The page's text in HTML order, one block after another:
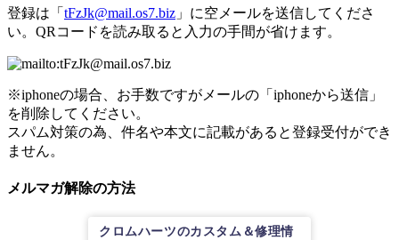
登録は「 tFzJk@mail.os7.biz 」に空メールを送信してくださ
い。QRコードを読み取ると入力の手間が省けます。
※iphoneの場合、お手数ですがメールの「iphoneから送信」
を削除してください。
スパム対策の為、件名や本文に記載があると登録受付ができ
ません。
メルマガ解除の方法
クロムハーツのカスタム＆修理情